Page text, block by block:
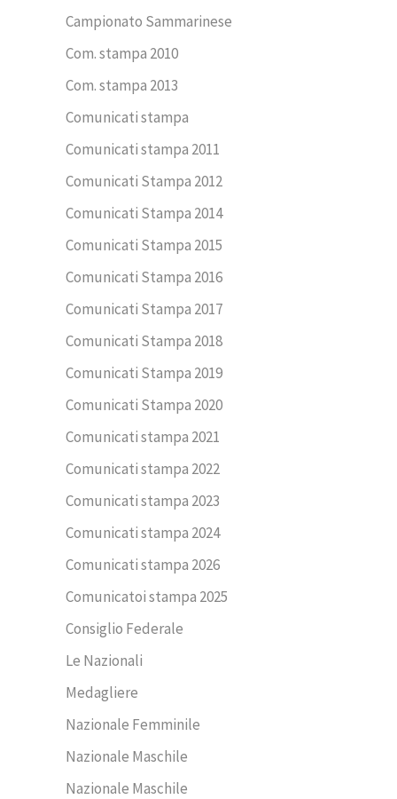
Campionato Sammarinese
Com. stampa 2010
Com. stampa 2013
Comunicati stampa
Comunicati stampa 2011
Comunicati Stampa 2012
Comunicati Stampa 2014
Comunicati Stampa 2015
Comunicati Stampa 2016
Comunicati Stampa 2017
Comunicati Stampa 2018
Comunicati Stampa 2019
Comunicati Stampa 2020
Comunicati stampa 2021
Comunicati stampa 2022
Comunicati stampa 2023
Comunicati stampa 2024
Comunicati stampa 2026
Comunicatoi stampa 2025
Consiglio Federale
Le Nazionali
Medagliere
Nazionale Femminile
Nazionale Maschile
Nazionale Maschile